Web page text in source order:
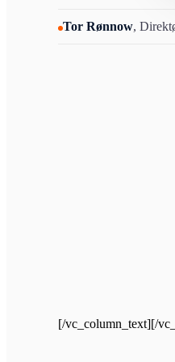
Tor Rønnow,
[/vc_column_text][/